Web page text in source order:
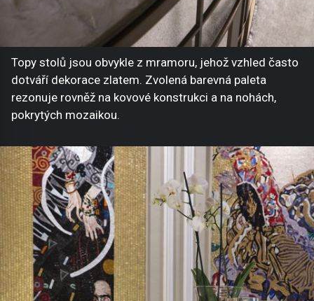
Topy stolů jsou obvykle z mramoru, jehož vzhled často
dotváří dekorace zlatem. Zvolená barevná paleta
rezonuje rovněž na kovové konstrukci a na nohách,
pokrytých mozaikou.